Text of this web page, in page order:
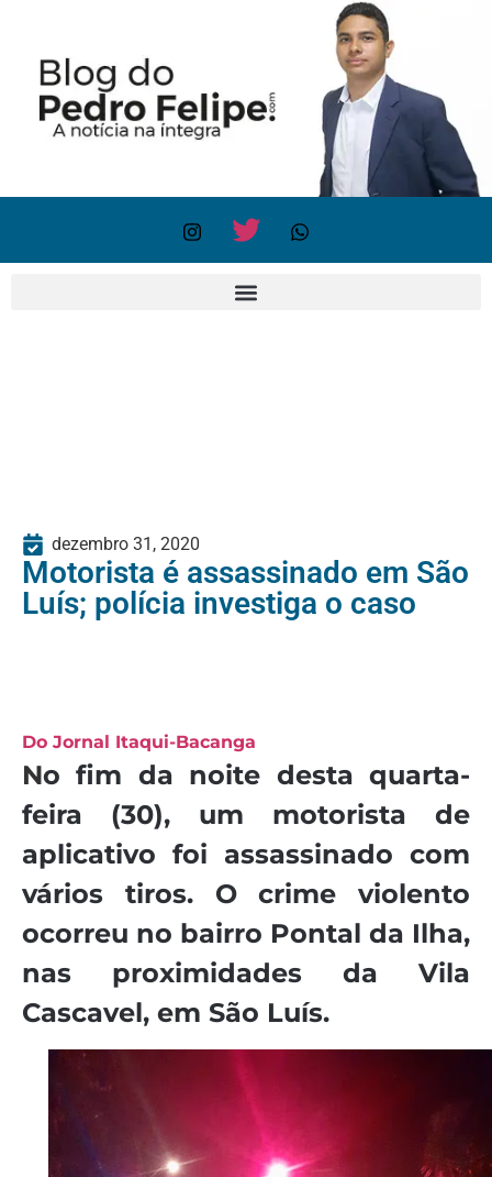
dezembro 31, 2020
Motorista é assassinado em São
Luís; polícia investiga o caso
Do Jornal Itaqui-Bacanga
No fim da noite desta quarta-
feira (30), um motorista de
aplicativo foi assassinado com
vários tiros. O crime violento
ocorreu no bairro Pontal da Ilha,
nas proximidades da Vila
Cascavel, em São Luís.